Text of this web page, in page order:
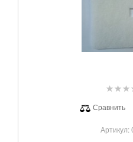
Сравнить
Артикул: